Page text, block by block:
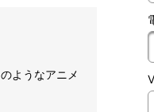
ようなアニメ